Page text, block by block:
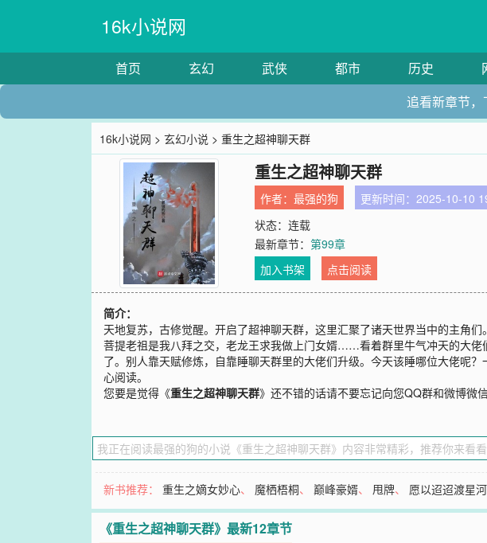
16k小说网
首页 玄幻 武侠 都市 历史
追看新章节
16k小说网 >玄幻小说 > 重生之超神聊天群
重生之超神聊天群
作者：最强的狗 更新时间：2025-10-10
状态：连载
最新章节：第99章
加入书架
点击阅读
简介：
天地复苏，古修觉醒。开启了超神聊天群，这里汇聚了诸天世界当中的主角
菩提老祖是我八拜之交，老龙王求我做上门女婿……看着群里牛气冲天的大
了。别人靠天赋修炼，自靠睡聊天群里的大佬们升级。今天该睡哪位大佬呢
心阅读。
您要是觉得《重生之超神聊天群》还不错的话请不要忘记向您QQ群和微博微
新书推荐：重生之嫡女妙心、 魔栖梧桐、巅峰豪婿、 甩牌、 愿以迢迢渡星河
《重生之超神聊天群》最新12章节